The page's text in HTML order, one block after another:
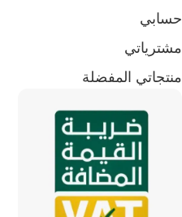
حسابي
مشترياتي
منتجاتي المفضلة